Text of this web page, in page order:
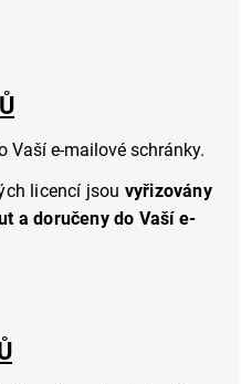
Vaší e-mailové schránky.
licencí jsou vyřizovány
a doručeny do Vaší e-